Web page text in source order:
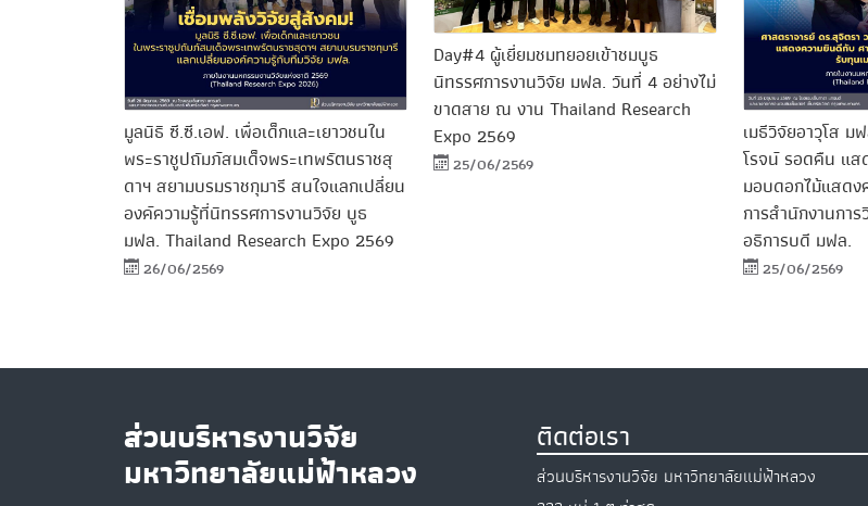
มูลนิธิ ซี.ซี.เอฟ. เพื่อเด็กและเยาวชนใน
พระราชูปถัมภ์สมเด็จพระเทพรัตนราชสุ
ดาฯ สยามบรมราชกุมารี สนใจแลกเปลี่ยน
องค์ความรู้ที่นิทรรศการงานวิจัย บูธ
มฟล. Thailand Research Expo 2569
26/06/2569
Day#4 ผู้เยี่ยมชมทยอยเข้าชมบูธ
นิทรรศการงานวิจัย มฟล. วันที่ 4 อย่างไม่
ขาดสาย ณ งาน Thailand Research
Expo 2569
25/06/2569
เมธีวิจัยอาวุโส ม
โรจน์ รอดคืน แ
มอบดอกไม้แสดง
การสำนักงานกา
อธิการบดี มฟล.
25/06/2569
ส่วนบริหารงานวิจัย
มหาวิทยาลัยแม่ฟ้าหลวง
ติดต่อเรา
ส่วนบริหารงานวิจัย มหาวิทยาลัยแม่ฟ้าหลวง